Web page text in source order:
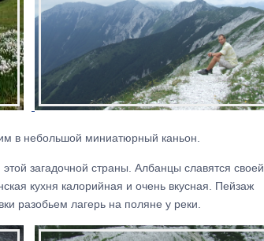
в небольшой миниатюрный каньон.
загадочной страны. Албанцы славятся своей
кухня калорийная и очень вкусная. Пейзаж
разобьем лагерь на поляне у реки.